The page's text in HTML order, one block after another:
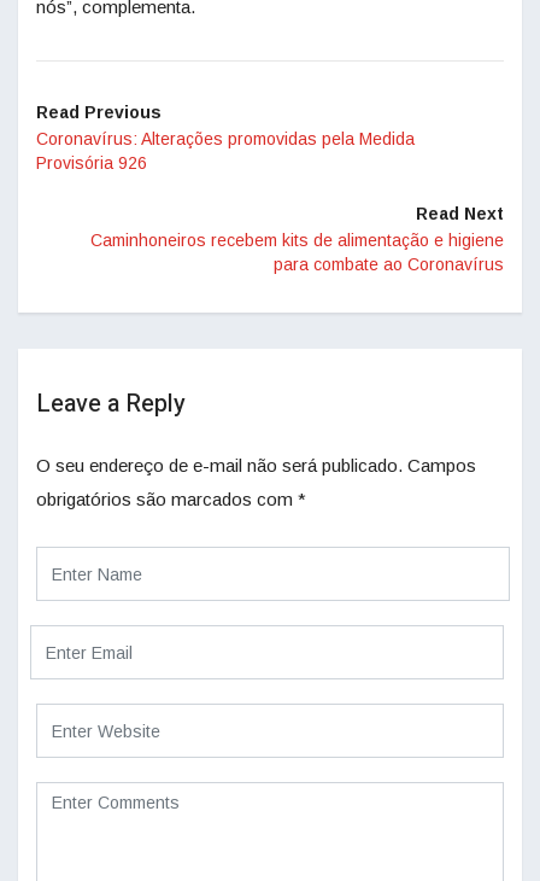
nós”, complementa.
Read Previous
Coronavírus: Alterações promovidas pela Medida
Provisória 926
Read Next
Caminhoneiros recebem kits de alimentação e higiene
para combate ao Coronavírus
Leave a Reply
O seu endereço de e-mail não será publicado. Campos
obrigatórios são marcados com *